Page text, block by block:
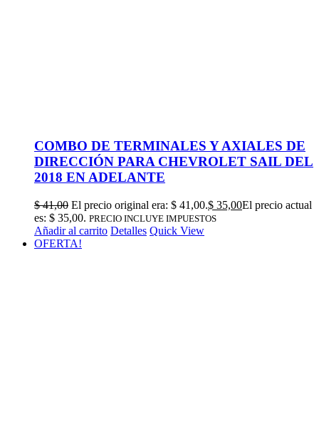
COMBO DE TERMINALES Y AXIALES DE
DIRECCIÓN PARA CHEVROLET SAIL DEL
2018 EN ADELANTE
$41,00 El precio original era: $ 41,00.$ 35,00El precio actual
es: $ 35,00. PRECIO INCLUYE IMPUESTOS
Añadir al carrito Detalles Quick View
OFERTA!